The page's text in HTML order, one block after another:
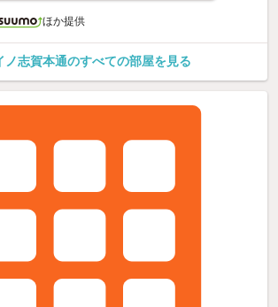
ほか提供
ノ志賀本通のすべての部屋を見る